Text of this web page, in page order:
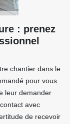
: prenez
chantier dans le
pour vous
leur demander
avec
de recevoir